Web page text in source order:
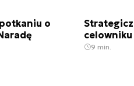
o
9 min.